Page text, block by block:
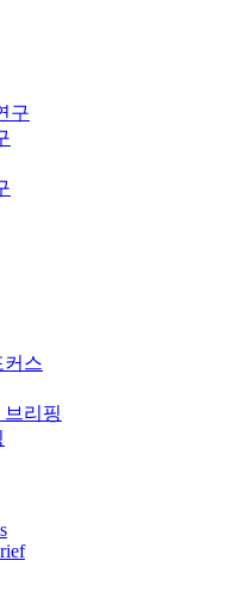
구
커스
리핑